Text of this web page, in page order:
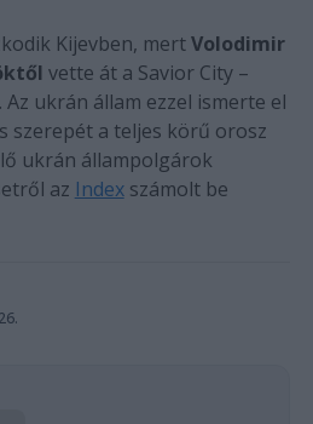
Kijevben, mertVolodimir
vette át a Savior City –
ukrán állam ezzel ismerte el
szerepét a teljes körű orosz
ukrán állampolgárok
az Indexszámolt be